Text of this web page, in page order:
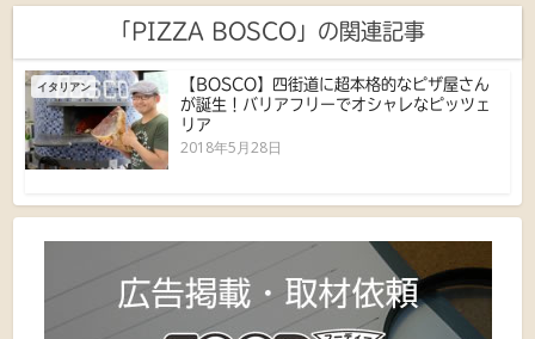
「PIZZA BOSCO」の関連記事
イタリアン
【BOSCO】四街道に超本格的なピザ屋さん
が誕生！バリアフリーでオシャレなピッツェ
リア
2018年5月28日